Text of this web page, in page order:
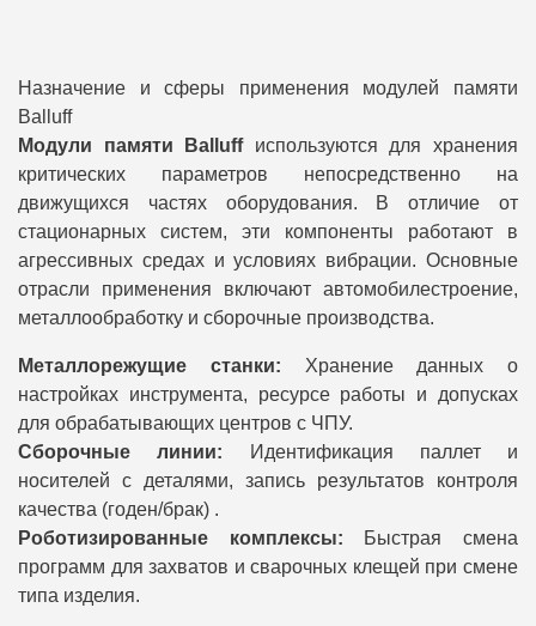
Назначение и сферы применения модулей памяти
Balluff
Модули памяти Balluffиспользуются для хранения
критических параметров непосредственно на
движущихся частях оборудования. В отличие от
стационарных систем, эти компоненты работают в
агрессивных средах и условиях вибрации. Основные
отрасли применения включают автомобилестроение,
металлообработку и сборочные производства.
Металлорежущие станки: Хранение данных о
настройках инструмента, ресурсе работы и допусках
для обрабатывающих центров с ЧПУ.
Сборочные линии: Идентификация паллет и
носителей с деталями, запись результатов контроля
качества (годен/брак) .
Роботизированные комплексы: Быстрая смена
программ для захватов и сварочных клещей при смене
типа изделия.